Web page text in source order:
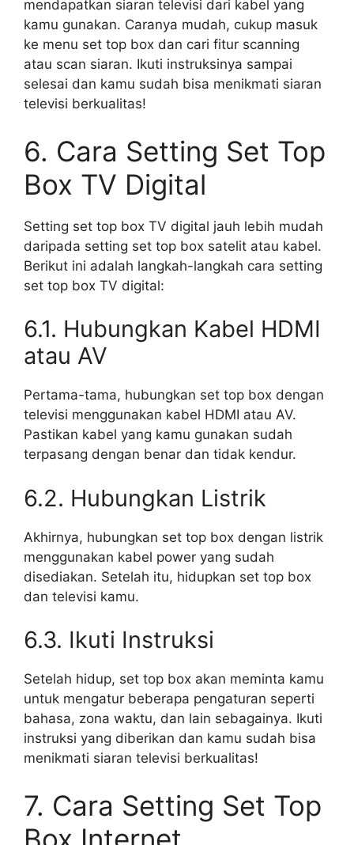
mendapatkan siaran televisi dari kabel yang
kamu gunakan. Caranya mudah, cukup masuk
ke menu set top box dan cari fitur scanning
atau scan siaran. Ikuti instruksinya sampai
selesai dan kamu sudah bisa menikmati siaran
televisi berkualitas!
6. Cara Setting Set Top
Box TV Digital
Setting set top box TV digital jauh lebih mudah
daripada setting set top box satelit atau kabel.
Berikut ini adalah langkah-langkah cara setting
set top box TV digital:
6.1. Hubungkan Kabel HDMI
atau AV
Pertama-tama, hubungkan set top box dengan
televisi menggunakan kabel HDMI atau AV.
Pastikan kabel yang kamu gunakan sudah
terpasang dengan benar dan tidak kendur.
6.2. Hubungkan Listrik
Akhirnya, hubungkan set top box dengan listrik
menggunakan kabel power yang sudah
disediakan. Setelah itu, hidupkan set top box
dan televisi kamu.
6.3. Ikuti Instruksi
Setelah hidup, set top box akan meminta kamu
untuk mengatur beberapa pengaturan seperti
bahasa, zona waktu, dan lain sebagainya. Ikuti
instruksi yang diberikan dan kamu sudah bisa
menikmati siaran televisi berkualitas!
7. Cara Setting Set Top
Box Internet